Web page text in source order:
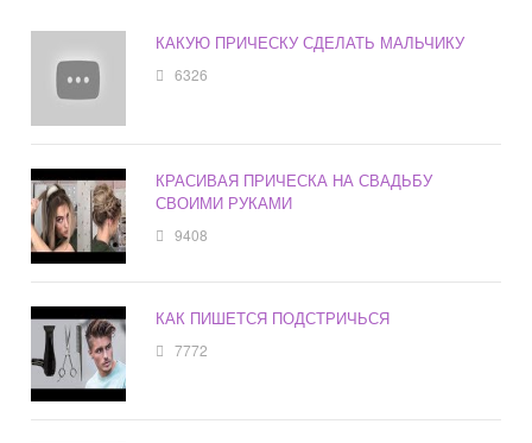
КАКУЮ ПРИЧЕСКУ СДЕЛАТЬ МАЛЬЧИКУ
6326
КРАСИВАЯ ПРИЧЕСКА НА СВАДЬБУ
СВОИМИ РУКАМИ
9408
КАК ПИШЕТСЯ ПОДСТРИЧЬСЯ
7772